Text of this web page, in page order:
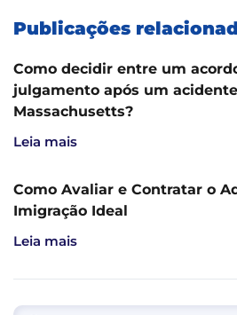
Publicações
Como decidir entre um
julgamento após um
Massachusetts?
Leia mais
Como Avaliar e Contratar o
Imigração Ideal
Leia mais